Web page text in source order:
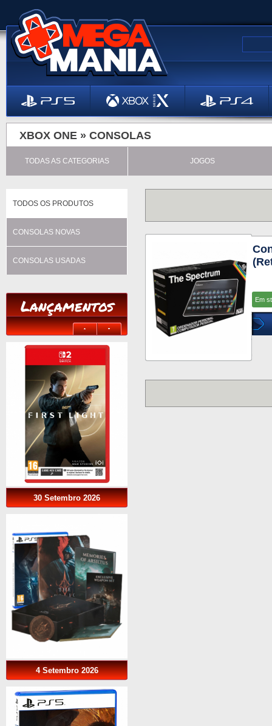
XBOX ONE » CONSOLAS
TODAS AS CATEGORIAS JOGOS
TODOS OS PRODUTOS
CONSOLAS NOVAS
CONSOLAS USADAS
Lançamentos
30 Setembro 2026
4 Setembro 2026
Em